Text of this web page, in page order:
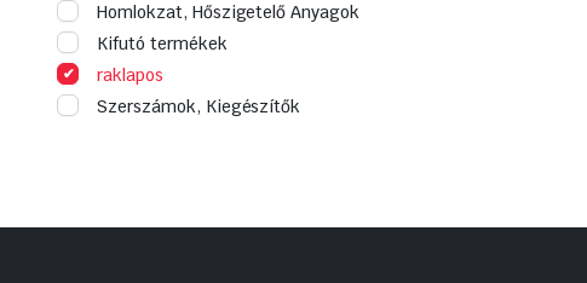
Homlokzat, Hőszigetelő Anyagok
Kifutó termékek
raklapos
Szerszámok, Kiegészítők